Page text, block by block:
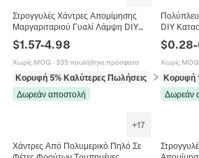
Στρογγυλές Χάντρες Απομίμησης
Μαργαριταριού Γυαλί Λάμψη DIY
Κοσμήματα Κολιέ Βραχιόλι Αξεσουάρ
Κομψό Πολύχρωμο Χειροτεχνία
$1.57-4.98
Χωρίς MOQ · 335 πουλήθηκε πρόσφατα
Κορυφή 5% Καλύτερες Πωλήσεις
σε Χάντρες
Δωρεάν αποστολή
DIY
Χάντρες
Αξεσουάρ
$0.28-
Χωρίς MOQ
Κορυφή
Δωρεάν
+17
Χάντρες Από Πολυμερικό Πηλό Σε